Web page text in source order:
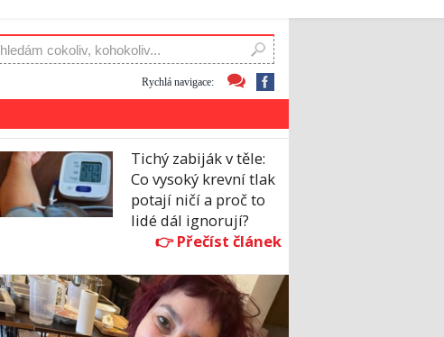
Rychlá navigace:
Tichý zabiják v těle:
Co vysoký krevní tlak
potají ničí a proč to
lidé dál ignorují?